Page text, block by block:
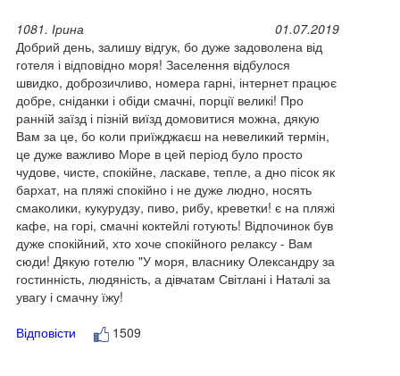
1081. Ірина
01.07.2019
Добрий день, залишу відгук, бо дуже задоволена від
готеля і відповідно моря! Заселення відбулося
швидко, доброзичливо, номера гарні, інтернет працює
добре, сніданки і обіди смачні, порції великі! Про
ранній заїзд і пізній виїзд домовитися можна, дякую
Вам за це, бо коли приїжджаєш на невеликий термін,
це дуже важливо Море в цей період було просто
чудове, чисте, спокійне, ласкаве, тепле, а дно пісок як
бархат, на пляжі спокійно і не дуже людно, носять
смаколики, кукурудзу, пиво, рибу, креветки! є на пляжі
кафе, на горі, смачні коктейлі готують! Відпочинок був
дуже спокійний, хто хоче спокійного релаксу - Вам
сюди! Дякую готелю "У моря, власнику Олександру за
гостинність, людяність, а дівчатам Світлані і Наталі за
увагу і смачну їжу!
Відповісти
1509